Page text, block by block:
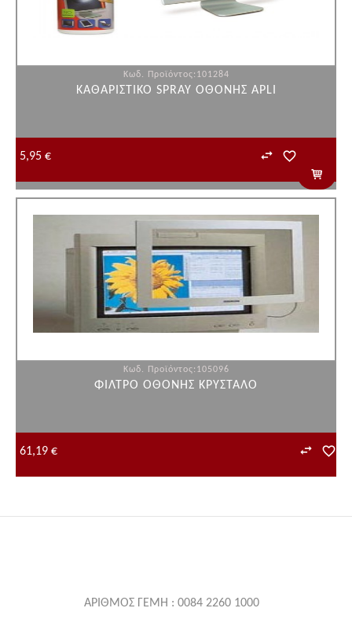
Κωδ. Προϊόντος:101284
ΚΑΘΑΡΙΣΤΙΚΟ SPRAY ΟΘΟΝΗΣ APLI
5,95 €
Κωδ. Προϊόντος:105096
ΦΙΛΤΡΟ ΟΘΟΝΗΣ ΚΡΥΣΤΑΛΟ
61,19 €
ΑΡΙΘΜΟΣ ΓΕΜΗ : 0084 2260 1000